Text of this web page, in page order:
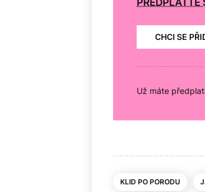
PŘEDPLAŤTE
CHCI SE
Už máte
KLID PO PORODU